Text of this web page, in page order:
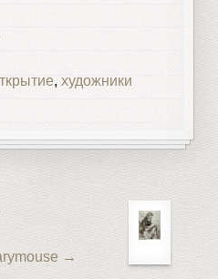
, художники
→